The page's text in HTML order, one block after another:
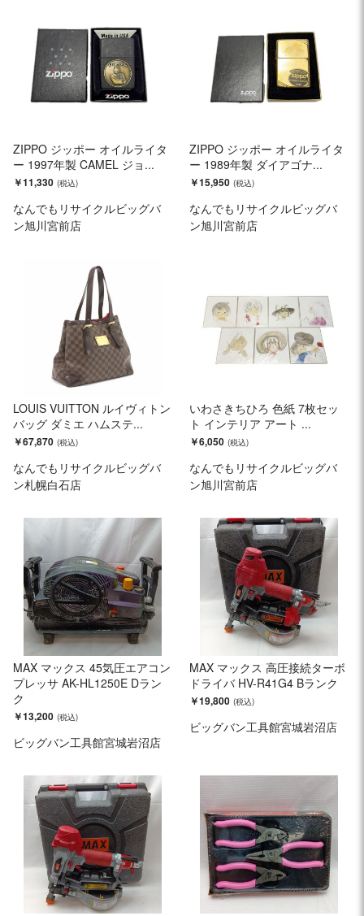
ZIPPO ジッポー オイルライタ
ー 1997年製 CAMEL ジョ...
￥11,330
なんでもリサイクルビッグバ
ン旭川宮前店
ZIPPO ジッポー オイルライタ
ー 1989年製 ダイアゴナ...
￥15,950
なんでもリサイクルビッグバ
ン旭川宮前店
LOUIS VUITTON ルイヴィトン
バッグ ダミエ ハムステ...
￥67,870
なんでもリサイクルビッグバ
ン札幌白石店
いわさきちひろ 色紙 7枚セッ
ト インテリア アート ...
￥6,050
なんでもリサイクルビッグバ
ン旭川宮前店
MAX マックス 45気圧エアコン
プレッサ AK-HL1250E Dラン
ク
￥13,200
ビッグバン工具館宮城岩沼店
MAX マックス 高圧接続ターボ
ドライバ HV-R41G4 Bランク
￥19,800
ビッグバン工具館宮城岩沼店